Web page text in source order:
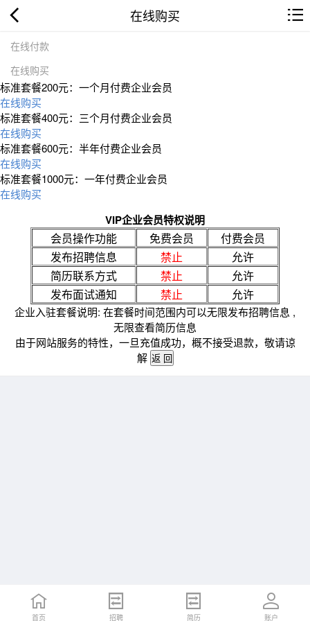
在线购买
在线付款
在线购买
标准套餐200元：一个月付费企业会员
在线购买
标准套餐400元：三个月付费企业会员
在线购买
标准套餐600元：半年付费企业会员
在线购买
标准套餐1000元：一年付费企业会员
在线购买
VIP企业会员特权说明
会员操作功能 免费会员
付费会员
发布招聘信息
禁止
允许
简历联系方式
禁止
允许
发布面试通知
禁止 允许
企业入驻套餐说明: 在套餐时间范围内可以无限发布招聘信息 ,
无限查看简历信息
由于网站服务的特性，一旦充值成功，概不接受退款，敬请谅
解
首页 招聘 简历 账户